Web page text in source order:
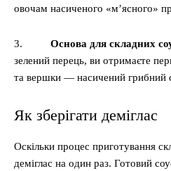
овочам насиченого «м’ясного»
3. Основа для складних
зелений перець, ви отримаєте
та вершки — насичений грибний
Як зберігати деміглас
Оскільки процес приготування
деміглас на один раз. Готовий